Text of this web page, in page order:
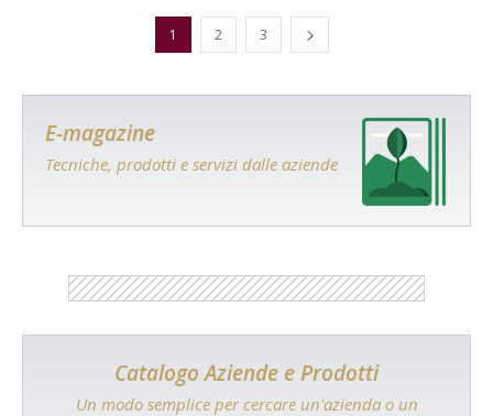
1 2 3
E-magazine
Tecniche, prodotti e servizi dalle aziende
Catalogo Aziende e Prodotti
Un modo semplice per cercare un'azienda o un